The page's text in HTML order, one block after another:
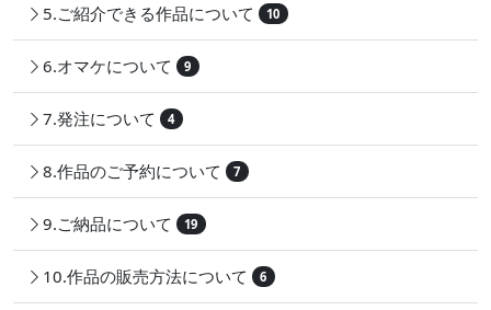
5.ご紹介できる作品について 10
6.オマケについて 9
7.発注について 4
8.作品のご予約について 7
9.ご納品について 19
10.作品の販売方法について 6